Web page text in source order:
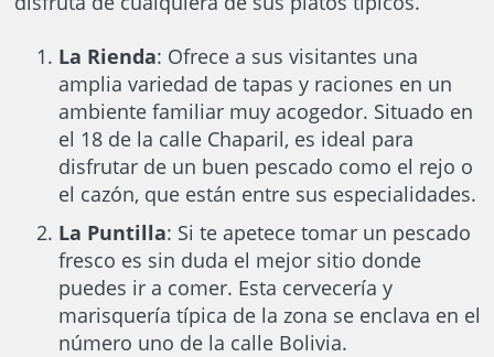
La Rienda: Ofrece a sus visitantes una
amplia variedad de tapas y raciones en un
ambiente familiar muy acogedor. Situado en
el 18 de la calle Chaparil, es ideal para
disfrutar de un buen pescado como el rejo o
el cazón, que están entre sus especialidades.
La Puntilla: Si te apetece tomar un pescado
fresco es sin duda el mejor sitio donde
puedes ir a comer. Esta cervecería y
marisquería típica de la zona se enclava en el
número uno de la calle Bolivia.